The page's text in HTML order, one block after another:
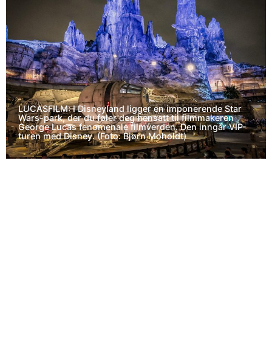
LUCASFILM: I Disneyland ligger en imponerende Star
Wars-park, der du føler deg hensatt til filmmakeren
George Lucas fenomenale filmverden. Den inngår VIP-
turen med Disney. (Foto: Bjørn Moholdt)